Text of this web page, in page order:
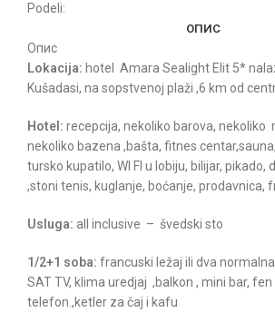
Podeli:
ОПИС
Опис
Lokacija: hotel Amara Sealight Elit 5*
Kušadasi, na sopstvenoj plaži ,6 km od
Hotel: recepcija, nekoliko barova, nekoliko
nekoliko bazena ,bašta, fitnes
tursko kupatilo, WI FI u lobiju, bilijar, pikado,
,stoni tenis, kuglanje, boćanje, prodavnica,
Usluga: all inclusive – švedski sto
1/2+1 soba: francuski ležaj ili dva
SAT TV, klima uredjaj ,balkon , mini bar, fen
telefon.,ketler za čaj i kafu